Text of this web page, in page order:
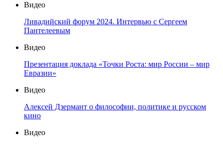
Видео
Ливадийский форум 2024. Интервью с Сергеем
Пантелеевым
Видео
Презентация доклада «Точки Роста: мир России – мир
Евразии»
Видео
Алексей Дзермант о философии, политике и русском
кино
Видео